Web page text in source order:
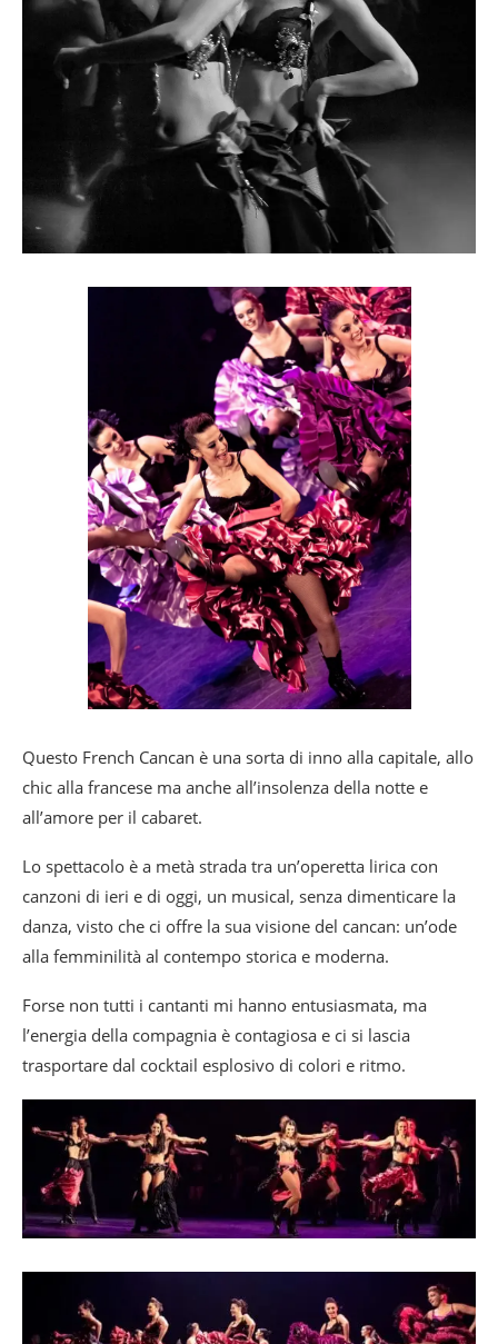
Questo French Cancan è una sorta di inno alla capitale, allo
chic alla francese ma anche all’insolenza della notte e
all’amore per il cabaret.
Lo spettacolo è a metà strada tra un’operetta lirica con
canzoni di ieri e di oggi, un musical, senza dimenticare la
danza, visto che ci offre la sua visione del cancan: un’ode
alla femminilità al contempo storica e moderna.
Forse non tutti i cantanti mi hanno entusiasmata, ma
l’energia della compagnia è contagiosa e ci si lascia
trasportare dal cocktail esplosivo di colori e ritmo.